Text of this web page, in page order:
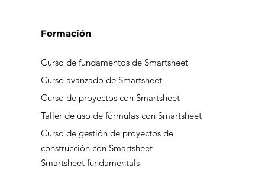
Formación
Curso avanzado de Smartsheet
Taller de uso de fórmulas con Smartsheet
Curso de gestión de proyectos de